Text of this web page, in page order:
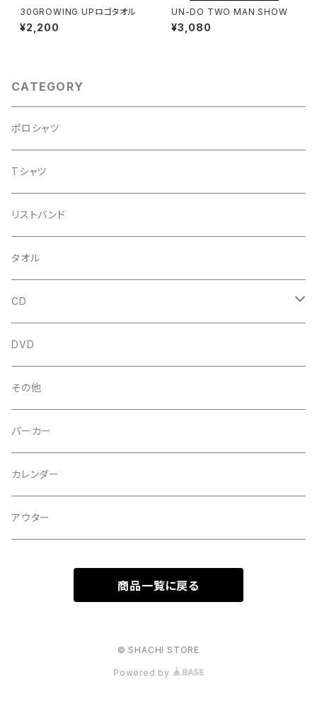
30GROWING UPロゴタオル
¥2,200
UN-DO TWO MAN SHOW
¥3,080
CATEGORY
ポロシャツ
Tシャツ
リストバンド
タオル
CD
シングル
アルバム
ミニアルバム
オムニバス
スプリット
DVD
その他
パーカー
カレンダー
アウター
商品一覧に戻る
© SHACHI STORE
Powered by